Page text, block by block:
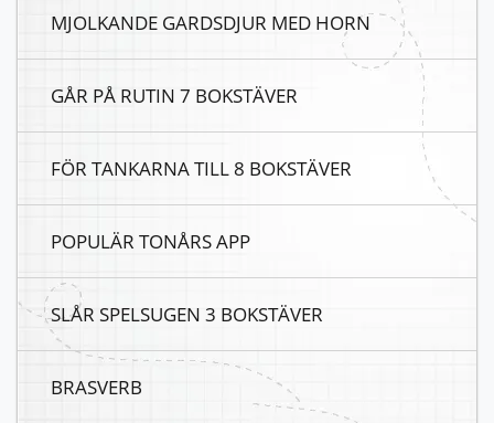
MJOLKANDE GARDSDJUR MED HORN
GÅR PÅ RUTIN 7 BOKSTÄVER
FÖR TANKARNA TILL 8 BOKSTÄVER
POPULÄR TONÅRS APP
SLÅR SPELSUGEN 3 BOKSTÄVER
BRASVERB